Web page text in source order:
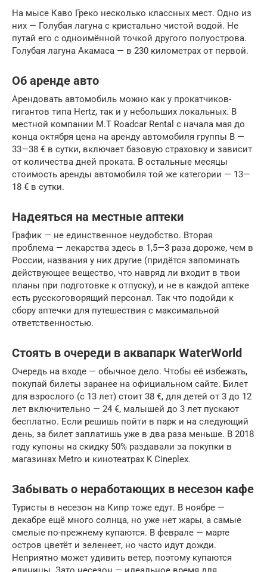
На мысе Каво Греко несколько классных мест. Одно из
них — Голубая лагуна с кристально чистой водой. Не
путай его с одноимённой точкой другого полуострова.
Голубая лагуна Акамаса — в 230 километрах от первой.
Об аренде авто
Арендовать автомобиль можно как у прокатчиков-
гигантов типа Hertz, так и у небольших локальных. В
местной компании M.T Roadcar Rental с начала мая до
конца октября цена на аренду автомобиля группы B —
33—38 € в сутки, включает базовую страховку и зависит
от количества дней проката. В остальные месяцы
стоимость аренды автомобиля той же категории — 13—
18 € в сутки.
Надеяться на местные аптеки
График — не единственное неудобство. Вторая
проблема — лекарства здесь в 1,5—3 раза дороже, чем в
России, названия у них другие (придётся запоминать
действующее вещество, что навряд ли входит в твои
планы при подготовке к отпуску), и не в каждой аптеке
есть русскоговорящий персонал. Так что подойди к
сбору аптечки для путешествия с максимальной
ответственностью.
Стоять в очереди в аквапарк WaterWorld
Очередь на входе — обычное дело. Чтобы её избежать,
покупай билеты заранее на официальном сайте. Билет
для взрослого (с 13 лет) стоит 38 €, для детей от 3 до 12
лет включительно — 24 €, малышей до 3 лет пускают
бесплатно. Если решишь пойти в парк и на следующий
день, за билет заплатишь уже в два раза меньше. В 2018
году купоны на скидку 50% раздавали за покупки в
магазинах Metro и кинотеатрах K Cineplex.
Забывать о неработающих в несезон кафе
Туристы в несезон на Кипр тоже едут. В ноябре —
декабре ещё много солнца, но уже нет жары, а самые
смелые по-прежнему купаются. В феврале — марте
остров цветёт и зеленеет, но часто идут дожди.
Неприятно может удивить ветер, поэтому купаются